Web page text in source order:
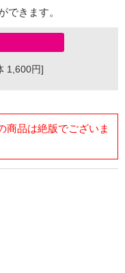
できます。
1,600円]
商品は絶版でございま